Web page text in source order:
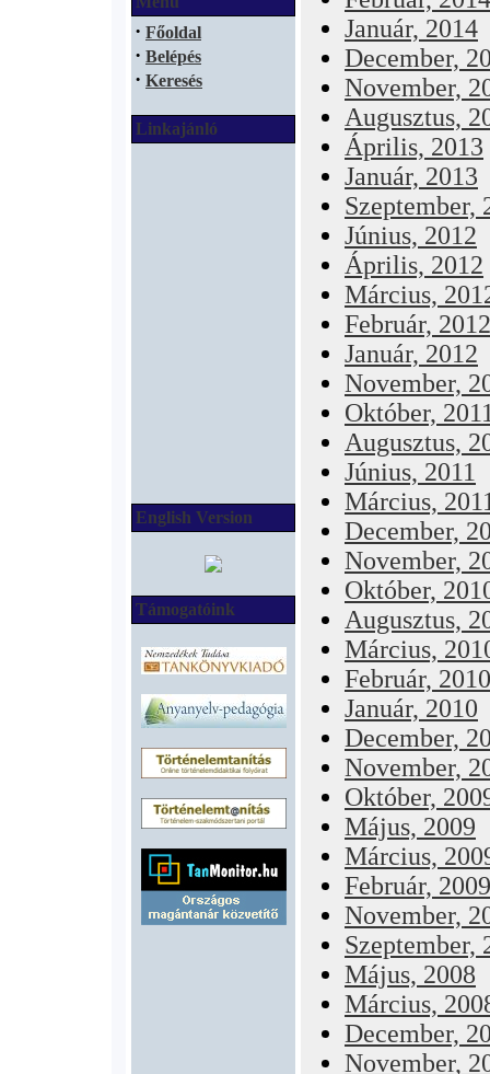
· Főoldal
· Belépés
· Keresés
Linkajánló
English Version
Támogatóink
Január, 2014
December,
November,
Augusztus,
Április, 2013
Január, 2013
Szeptember,
Június, 2012
Április, 2012
Március,
Február, 2012
Január, 2012
November,
Október,
Augusztus,
Június, 2011
Március,
December,
November,
Október,
Augusztus,
Március,
Február, 2010
Január, 2010
December,
November,
Október,
Május, 2009
Március,
Február, 2009
November,
Szeptember,
Május, 2008
Március,
December,
November,